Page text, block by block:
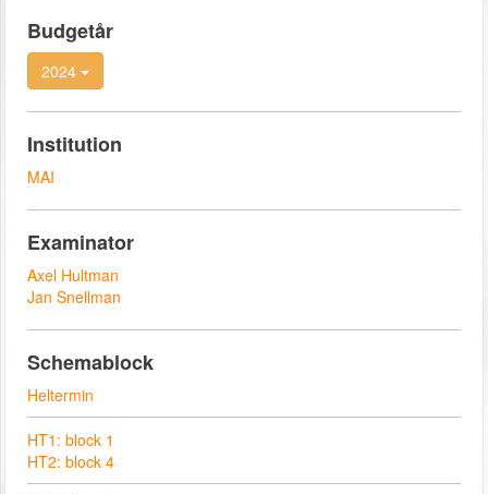
Budgetår
2024
Institution
MAI
Examinator
Axel Hultman
Jan Snellman
Schemablock
Heltermin
HT1: block 1
HT2: block 4